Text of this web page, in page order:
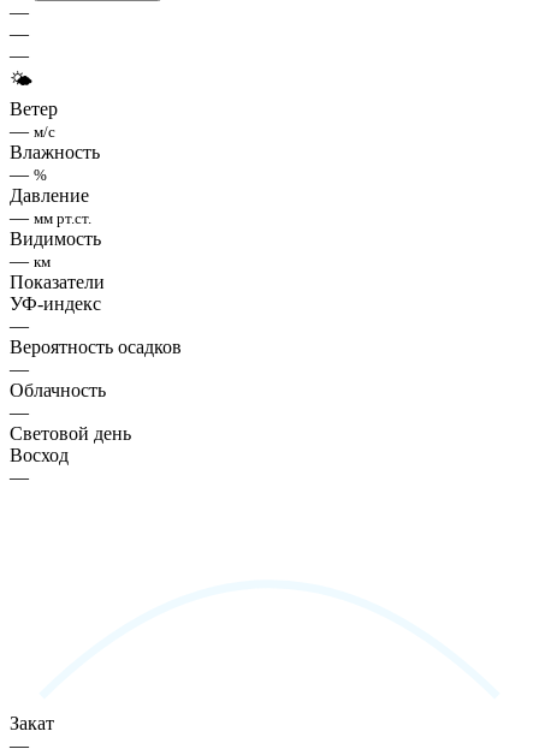
—
—
—
🌤
Ветер
— м/с
Влажность
— %
Давление
— мм рт.ст.
Видимость
— км
Показатели
УФ-индекс
—
Вероятность осадков
—
Облачность
—
Световой день
Восход
—
Закат